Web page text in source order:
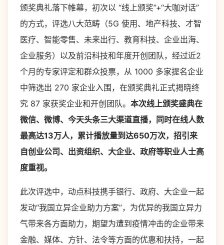
颁奖典礼落下帷幕，初次以 “线上颁奖”+“大咖对话”
的方式，评选八大范畴（5G 使用、地产科技、才智
医疗、智能零售、未来出行、教育科技、企业出海、
企业服务）以及前沿科技和年度开创团队，经过近2
个月的专家评定和群众投票，从 1000 多家提名企业
中筛选出 270 家企业入围，在颁奖典礼正式揭晓终
究 87 家获奖企业和开创团队。 本次线上颁奖盛典在
微信、微博、今天头条三大渠道直播，同时在线人数
最高达13万人，累计播放量到达650万次，招引来
自创业公司、出资组织、大企业、政府等职业人士高
度重视。
此次评选中，动点科技携手银行、政府、大企业一起
发动“我国立异企业助力方案”，为优异的我国立异力
气带来各方面助力，期望为遭到疫情冲击的企业带来
金融、媒体、方针、法令等方面的优惠和扶持，一起